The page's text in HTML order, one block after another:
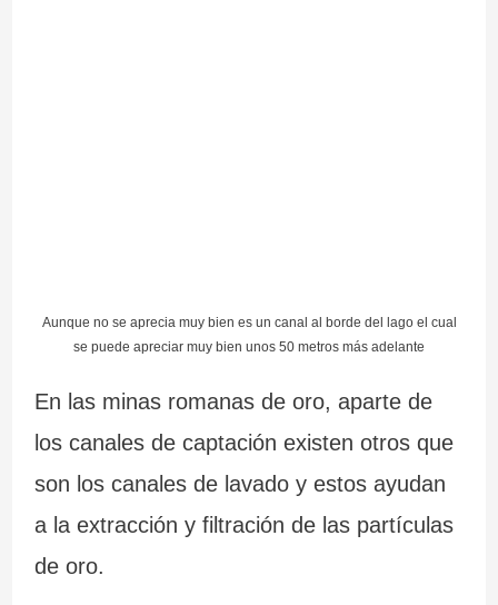
Aunque no se aprecia muy bien es un canal al borde del lago el cual
se puede apreciar muy bien unos 50 metros más adelante
En las minas romanas de oro, aparte de
los canales de captación existen otros que
son los canales de lavado y estos ayudan
a la extracción y filtración de las partículas
de oro.